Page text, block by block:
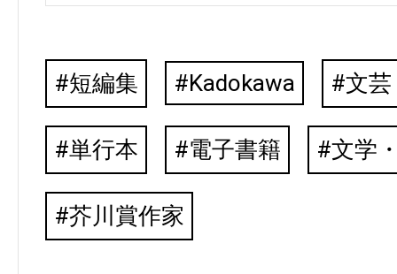
短編集 Kadokawa 文芸
単行本 電子書籍 文学
芥川賞作家